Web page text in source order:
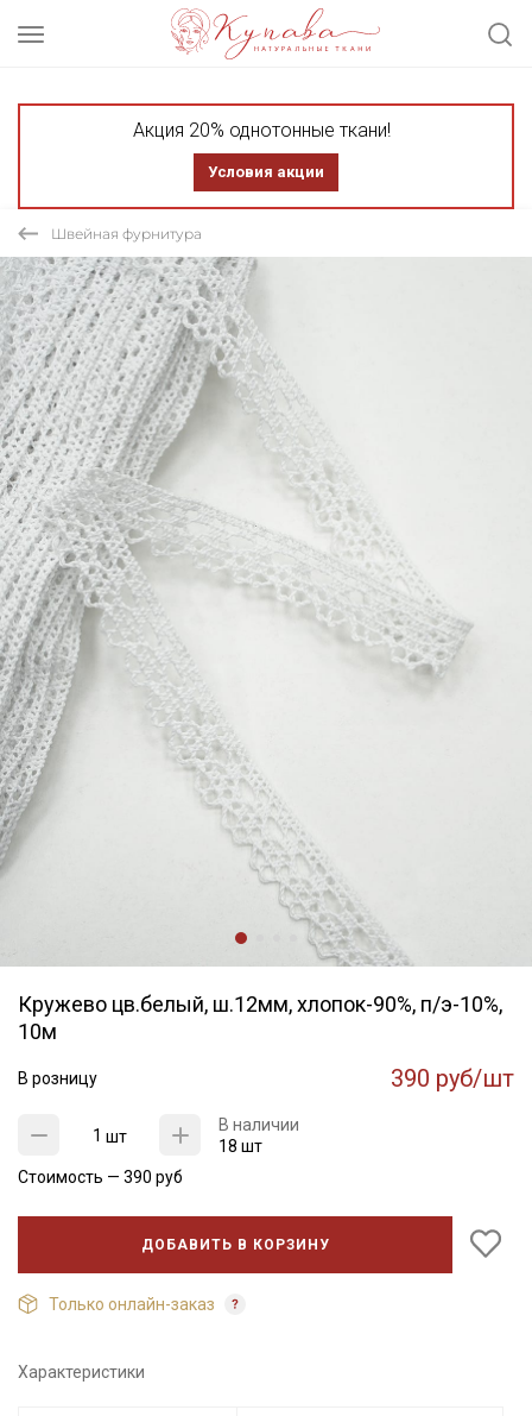
Акция 20% однотонные ткани!
Условия акции
Швейная фурнитура
Кружево цв.белый, ш.12мм, хлопок-90%, п/э-10%,
10м
В розницу 390 руб/шт
шт
В наличии
18 шт
Стоимость — 390 руб
ДОБАВИТЬ В КОРЗИНУ
Только онлайн-заказ
Характеристики